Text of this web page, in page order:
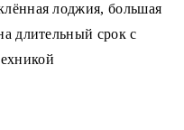
лоджия, большая
длительный срок с